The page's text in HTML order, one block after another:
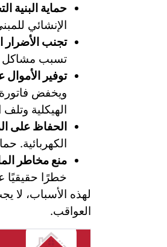
حماية البنية
الإنشائي
تجنب الأضرار
تسبب مشاكل
توفير
ويخفض فاتورة
الهيكلية
الحفاظ على
الكهربائية.
منع مخاطر
خطرًا حقيقيًا
لهذه الأسباب، لا
العواقب.